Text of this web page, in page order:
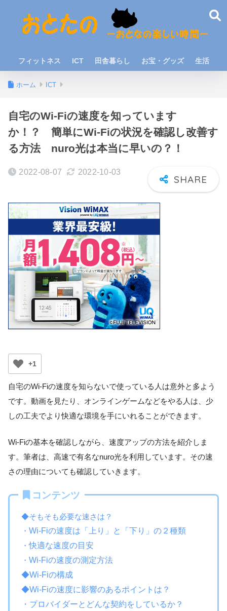
フィットネス ICT 田舎暮らし お宝・グッズ 生活
ホーム ICT
自宅のWi-Fiの速度を知っています
か！？ 簡単にWi-Fiの状況を確認し改善す
る方法 nuro光は本当に早いの？！
2022-08-07 2022-10-03
+1
自宅のWi-Fiの速度を知らないで使っている人は意外と多よう
です。動画を見たり、オンラインゲームなどをやる人は、少
しの工夫でより快適な環境を手にいれることができます。
Wi-Fiの基本を確認しながら、速度アップの方法を紹介しま
す。筆者は、高速で有名なnuro光を利用しています。その速
さの理由についても確認していきます。
コンテンツ
◆そもそも必要な速さは？
・ Wi-Fiの速度は「上り」と「下り」の２種類
・快適な速度の目安
・ Wi-Fiの速度の測定方法
◆Wi-Fiの構成
◆Wi-Fiの速度に影響のあるポイントは？
・プロバイダーとどんな契約をしているか？